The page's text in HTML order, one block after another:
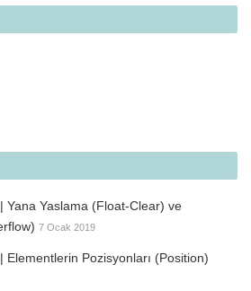
Yana Yaslama (Float-Clear) ve
7 Ocak 2019
Elementlerin Pozisyonları (Position)